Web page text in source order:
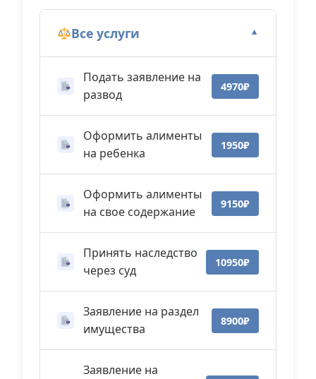
Все услуги ▼
Подать заявление на
развод
4970₽
Оформить алименты
на ребенка
1950₽
Оформить алименты
на свое содержание
9150₽
Принять наследство
через суд
10950₽
Заявление на раздел
имущества
8900₽
Заявление на